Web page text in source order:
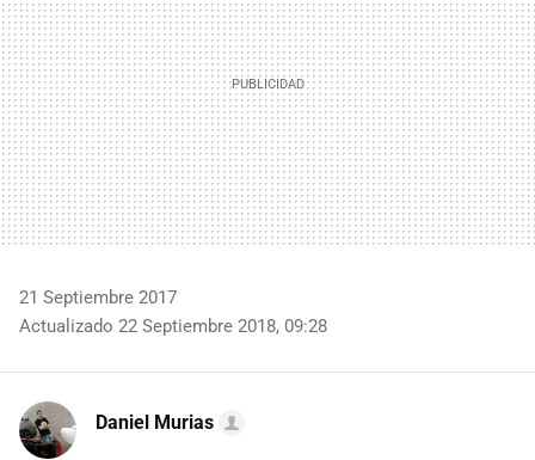
21 Septiembre 2017
Actualizado 22 Septiembre 2018, 09:28
Daniel Murias